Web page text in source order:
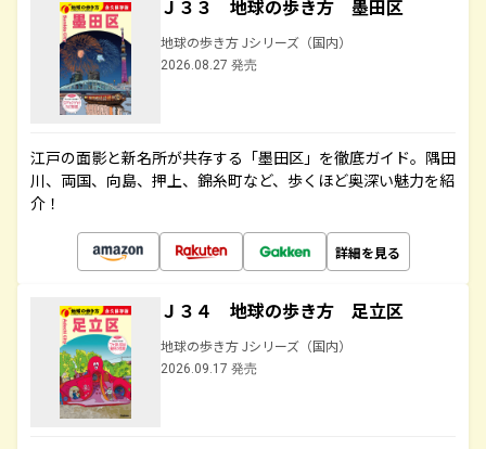
Ｊ３３ 地球の歩き方 墨田区
地球の歩き方 Jシリーズ（国内）
2026.08.27 発売
江戸の面影と新名所が共存する「墨田区」を徹底ガイド。隅田
川、両国、向島、押上、錦糸町など、歩くほど奥深い魅力を紹
介！
詳細を見る
Ｊ３４ 地球の歩き方 足立区
地球の歩き方 Jシリーズ（国内）
2026.09.17 発売